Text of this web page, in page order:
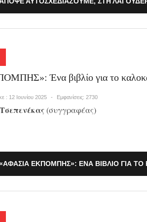
Ένα βιβλίο για το
: 12 Ιουνίου 2025 Εμφανίσεις: 2730
(συγγραφέας)
«ΑΦΑΣΙΑ ΕΚΠΟΜΠΗΣ»: ΈΝΑ ΒΙΒΛΊΟ ΓΙΑ ΤΟ